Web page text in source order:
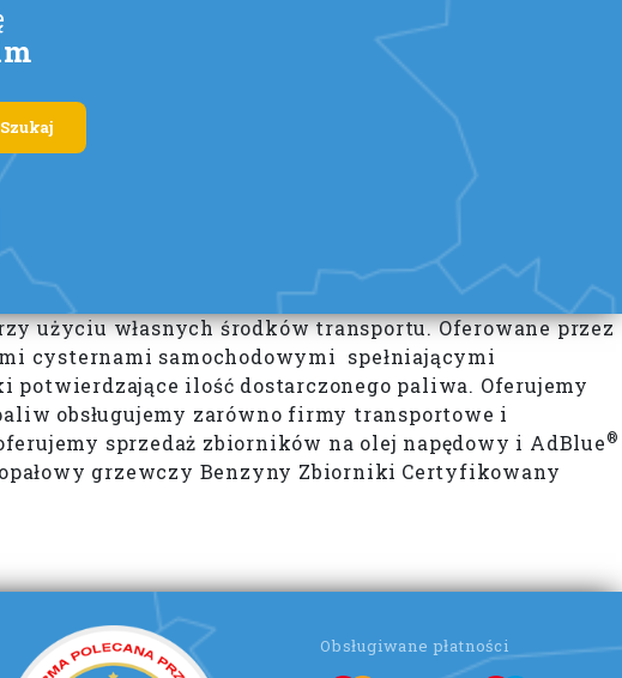
użyciu własnych środków transportu. Oferowane przez
cysternami samochodowymi spełniającymi
ilość dostarczonego paliwa. Oferujemy
obsługujemy zarówno firmy transportowe i
sprzedaż zbiorników na olej napędowy i AdBlue®
grzewczy Benzyny Zbiorniki Certyfikowany
Obsługiwane płatności